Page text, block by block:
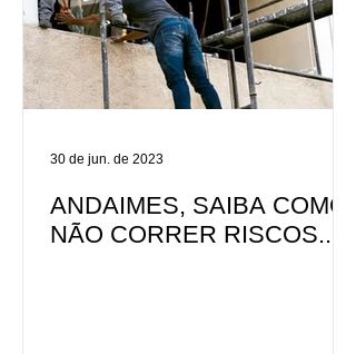
ANDAIMES, SAIBA COMO
NÃO CORRER RISCOS...
30 de jun. de 2023